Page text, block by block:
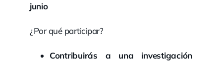
junio
¿Por qué participar?
Contribuirás a una investigación